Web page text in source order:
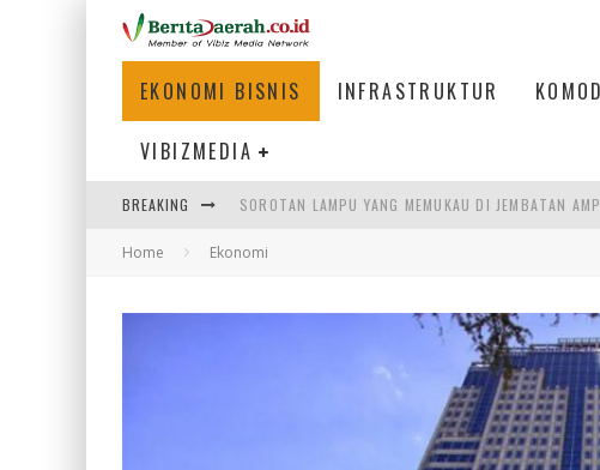
EKONOMI BISNIS INFRASTRUKTUR
VIBIZMEDIA
BREAKING SOROTAN LAMPU YANG MEMUKAU DI JEMBATAN
PARIWISATA INDONESIA 2026: PENGGERAK
STASIUN DEMANG SALAH SATU TITIK STRATEGIS DI
Home Ekonomi